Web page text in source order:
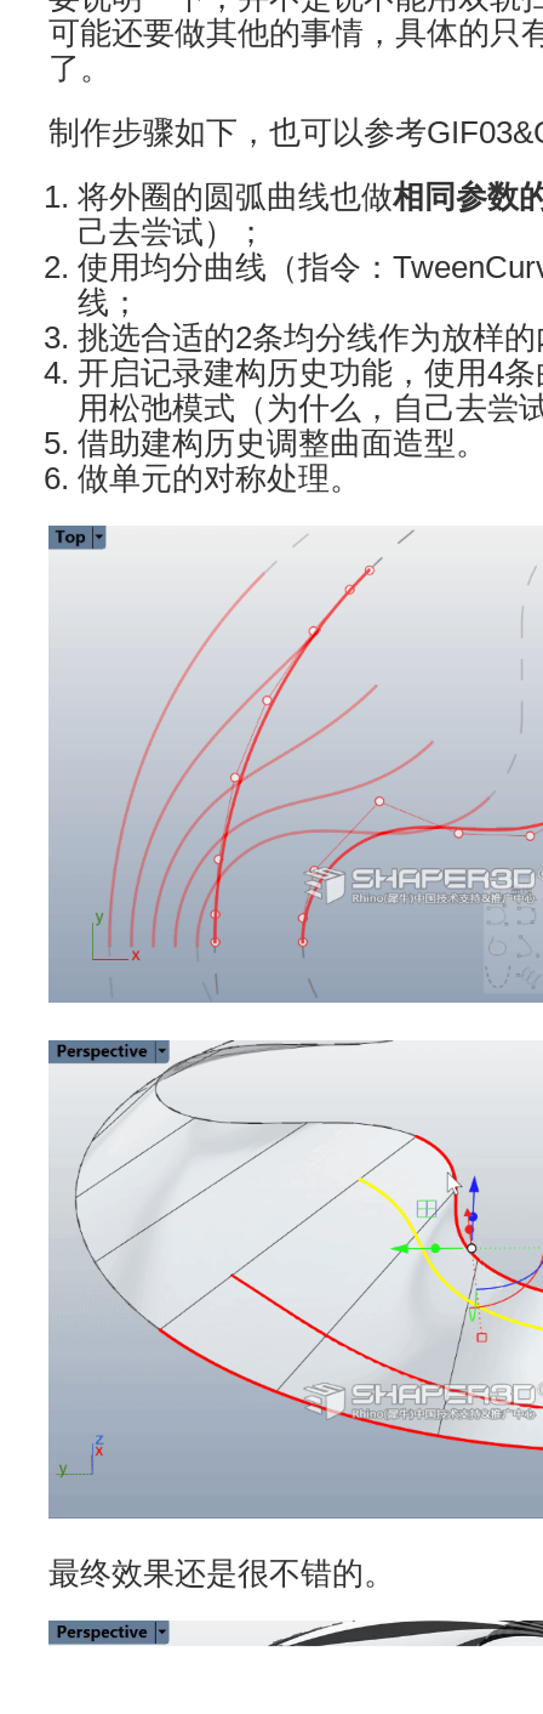
可能还要做其他的事情，具体的只
了。
制作步骤如下，也可以参考
将外圈的圆弧曲线也做相同参数
己去尝试）；
使用均分曲线（指令：
线；
挑选合适的2条均分线作为放样
开启记录建构历史功能，使用4
用松弛模式（为什么，自己去尝
借助建构历史调整曲面造型。
做单元的对称处理。
最终效果还是很不错的。